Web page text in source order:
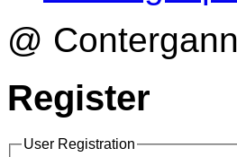
@
Register
User Registration